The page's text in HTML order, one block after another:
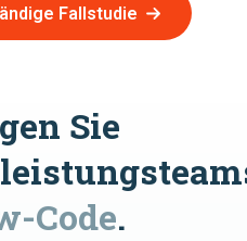
Fallstudie
Sie
Code.